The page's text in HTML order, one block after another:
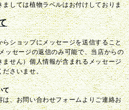
しては植物ラベルはお付けしておりま
ショップにメッセージを送信すること
ッセージの返信のみ可能で、当店からの
せん）個人情報が含まれるメッセージ
ださいませ。
て
、お問い合わせフォームよりご連絡お